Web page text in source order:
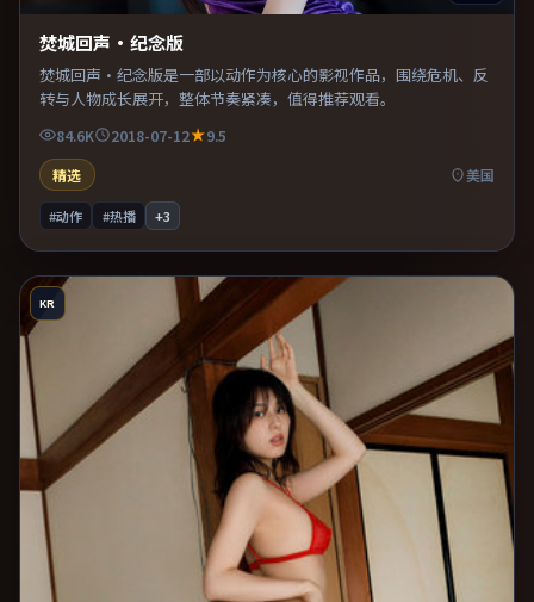
焚城回声·纪念版
焚城回声·纪念版是一部以动作为核心的影视作品，围绕危机、反
转与人物成长展开，整体节奏紧凑，值得推荐观看。
84.6K 2018-07-12
9.5
精选
美国
#动作 #热播 +3
KR